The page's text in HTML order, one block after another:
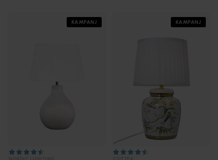
KAMPANJ KAMPANJ